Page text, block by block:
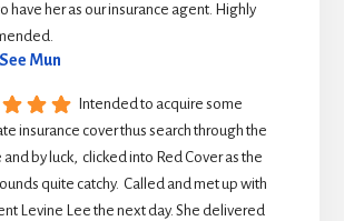
have her as our insurance agent. Highly
Mun
Intended to acquire some
insurance cover thus search through the
by luck,  clicked into Red Cover as the
quite catchy.  Called and met up with
Levine Lee the next day. She delivered